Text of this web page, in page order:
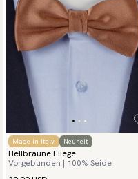
Made in Italy Neuheit
Hellbraune Fliege
Vorgebunden | 100% Seide